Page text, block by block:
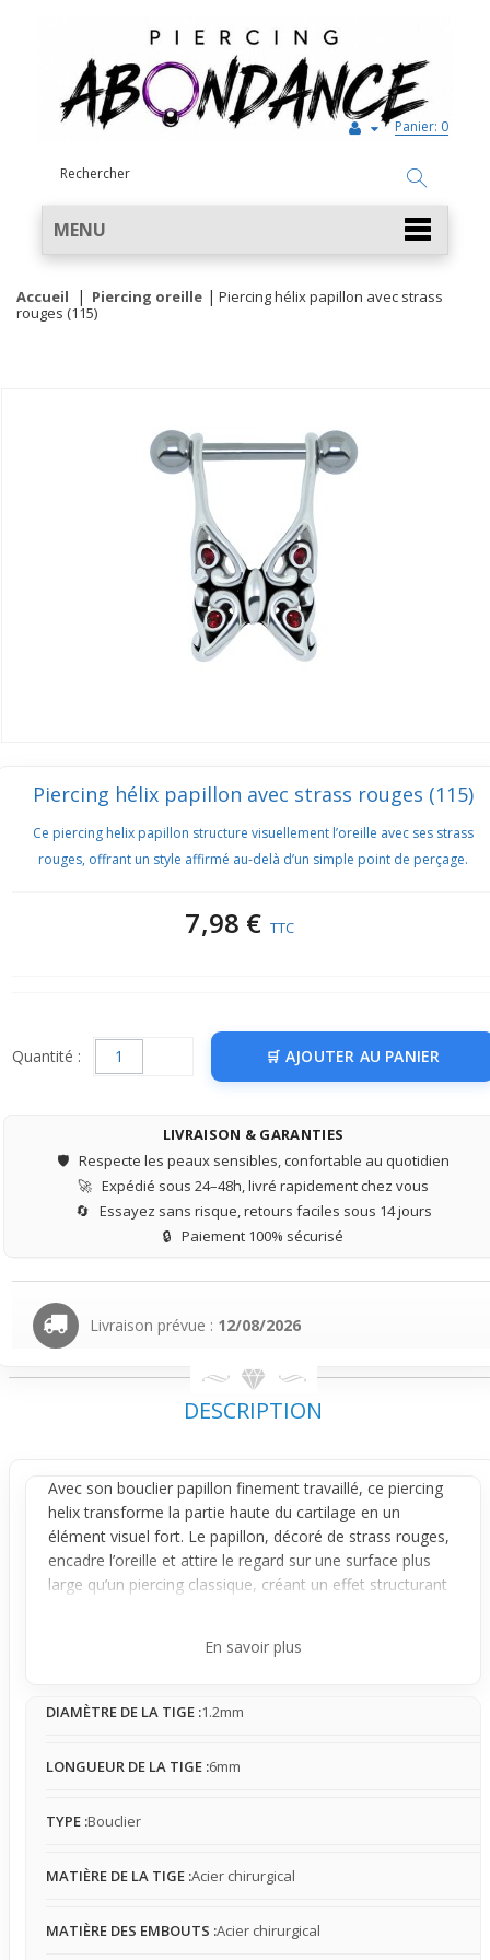
Panier: 0
MENU
Accueil Piercing oreille
Piercing hélix papillon avec strass
rouges (115)
Piercing hélix papillon avec strass rouges (115)
Ce piercing helix papillon structure visuellement l’oreille avec ses strass
rouges, offrant un style affirmé au-delà d’un simple point de perçage.
7,98 € TTC
Quantité : AJOUTER AU PANIER
LIVRAISON & GARANTIES
🛡️ Respecte les peaux sensibles, confortable au quotidien
🚀 Expédié sous 24–48h, livré rapidement chez vous
🔄 Essayez sans risque, retours faciles sous 14 jours
🔒 Paiement 100% sécurisé
Livraison prévue : 12/08/2026
DESCRIPTION
Avec son bouclier papillon finement travaillé, ce piercing
helix transforme la partie haute du cartilage en un
élément visuel fort. Le papillon, décoré de strass rouges,
encadre l’oreille et attire le regard sur une surface plus
large qu’un piercing classique, créant un effet structurant
Monté sur une base stable type barbell en acier
puisse légèrement interagir avec les cheveux ou
début, mais avec l’habitude, il devient plus naturel à porter
Destiné à celles et ceux qui recherchent un look affirmé
au-delà du simple helix. Son style travaillé et sa visibilité
particulière offrent une belle alternative pour structurer
d’événements ou sorties où l’on souhaite marquer son
En savoir plus
DIAMÈTRE DE LA TIGE :1.2mm
LONGUEUR DE LA TIGE :6mm
TYPE :Bouclier
MATIÈRE DE LA TIGE :Acier chirurgical
MATIÈRE DES EMBOUTS :Acier chirurgical